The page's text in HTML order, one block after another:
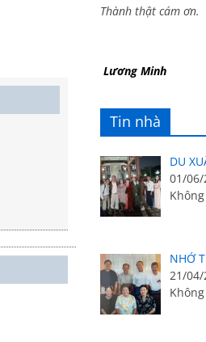
Thành thật cám ơn.
Lương Minh
Tin nhà
DU
01/06/
NHỚ
21/04/